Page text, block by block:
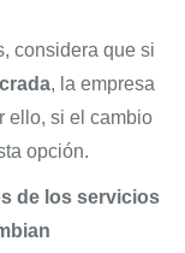
considera que si
, la empresa
ello, si el cambio
opción.
de los servicios